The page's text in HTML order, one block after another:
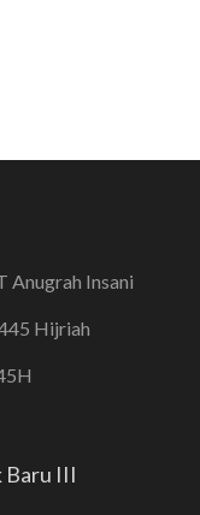
Anugrah Insani
Hijriah
Baru III